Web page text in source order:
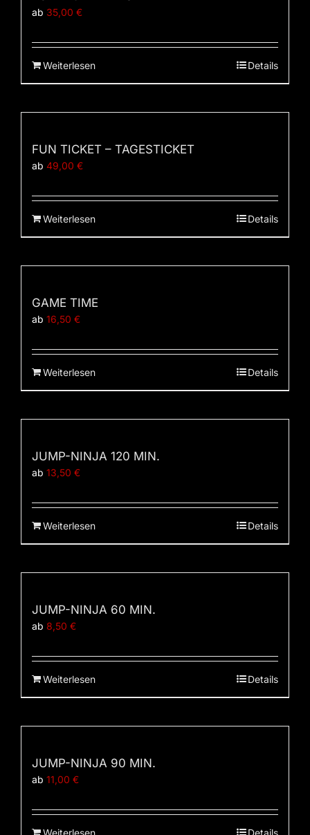
ab 35,00 €
Weiterlesen Details
FUN TICKET – TAGESTICKET
ab 49,00 €
Weiterlesen Details
GAME TIME
ab 16,50 €
Weiterlesen Details
JUMP-NINJA 120 MIN.
ab 13,50 €
Weiterlesen Details
JUMP-NINJA 60 MIN.
ab 8,50 €
Weiterlesen Details
JUMP-NINJA 90 MIN.
ab 11,00 €
Weiterlesen Details